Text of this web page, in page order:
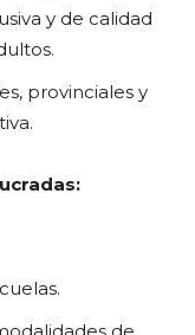
y de calidad
provinciales y